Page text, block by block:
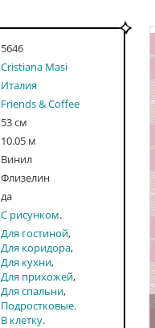
5646
Cristiana Masi
Италия
Friends & Coffee
53 см
10.05 м
Винил
Флизелин
да
С рисунком
Для гостиной
Для коридора
Для кухни
Для прихожей
Для спальни
Подростковые
В клетку